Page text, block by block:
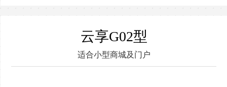
云享G02型
适合小型商城及门户